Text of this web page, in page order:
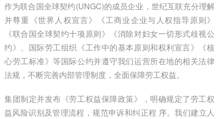
作为联合国全球契约(UNGC)的成员企业，世纪互联充分理解
并尊重《世界人权宣言》《工商业企业与人权指导原则》
《联合国全球契约十项原则》《消除对妇女一切形式歧视公
约》、国际劳工组织《工作中的基本原则和权利宣言》《核
心劳工标准》等国际公约并遵守我们运营所在地的相关法律
法规，不断完善内部管理制度，全面保障劳工权益。
集团制定并发布《劳工权益保障政策》，明确规定了劳工权
益风险识别及管理流程，规范申诉和纠正程 序。我们建立人